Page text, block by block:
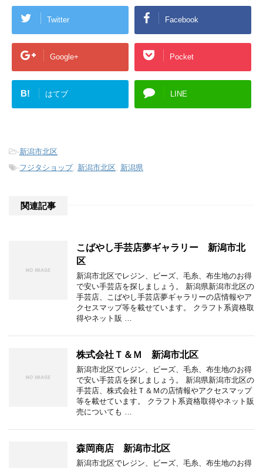
Twitter Facebook
Google+ Pocket
B! はてブ LINE
-新潟市北区
-フジタショップ, 新潟市北区 新潟県
関連記事
こばやし手芸店夢ギャラリー 新潟市北
区
新潟市北区でレジン、ビーズ、毛糸、布生地のお得
で安い手芸店を探しましょう。 新潟県新潟市北区の
手芸店、こばやし手芸店夢ギャラリーの店情報やア
クセスマップ等を載せています。 クラフト系資格取
得やネット販 …
株式会社Ｔ＆Ｍ 新潟市北区
新潟市北区でレジン、ビーズ、毛糸、布生地のお得
で安い手芸店を探しましょう。 新潟県新潟市北区の
手芸店、株式会社Ｔ＆Ｍの店情報やアクセスマップ
等を載せています。 クラフト系資格取得やネット販
売についても …
森岡商店 新潟市北区
新潟市北区でレジン、ビーズ、毛糸、布生地のお得